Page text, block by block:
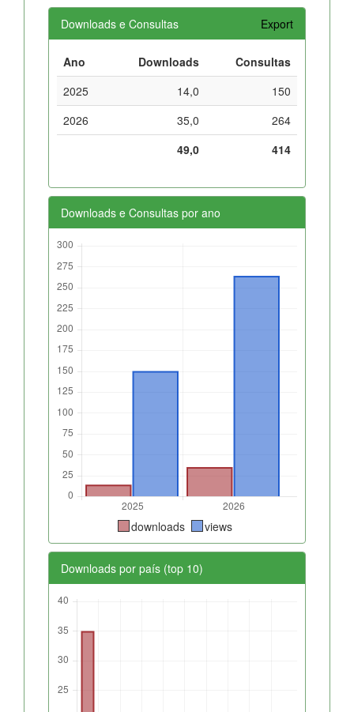
Downloads e Consultas Export
Ano Downloads
Consultas
2025
14,0
150
2026
35,0
264
49,0
414
Downloads e Consultas por ano
downloads views
Downloads por país (top 10)